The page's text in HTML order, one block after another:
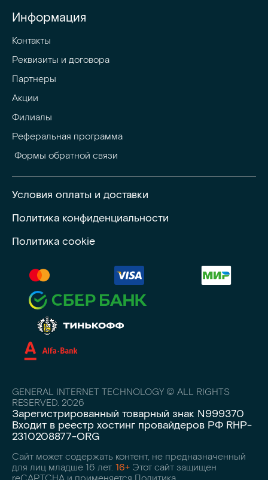
Информация
Контакты
Реквизиты и договора
Партнеры
Акции
Филиалы
Реферальная программа
Формы обратной связи
Условия оплаты и доставки
Политика конфиденциальности
Политика cookie
GENERAL INTERNET TECHNOLOGY © ALL RIGHTS
RESERVED. 2026
Зарегистрированный товарный знак N999370
Входит в реестр хостинг провайдеров РФ RHP-
2310208877-ORG
Сайт может содержать контент, не предназначенный
для лиц младше 16 лет. 16+ Этот сайт защищен